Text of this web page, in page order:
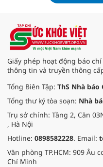
Giấy phép hoạt động báo chí
thông tin và truyền thông
Tổng Biên Tập: ThS Nhà báo
Tổng thư ký tòa soạn: Nhà
Trụ sở chính: Tầng 2, Căn
, Hà Nội
Hotline: 0898582228. Email:
Văn phòng TP.HCM: 909 Âu
Chí Minh